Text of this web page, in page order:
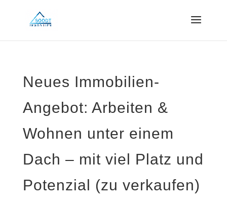
Neues Immobilien-
Angebot: Arbeiten &
Wohnen unter einem
Dach – mit viel Platz und
Potenzial (zu verkaufen)